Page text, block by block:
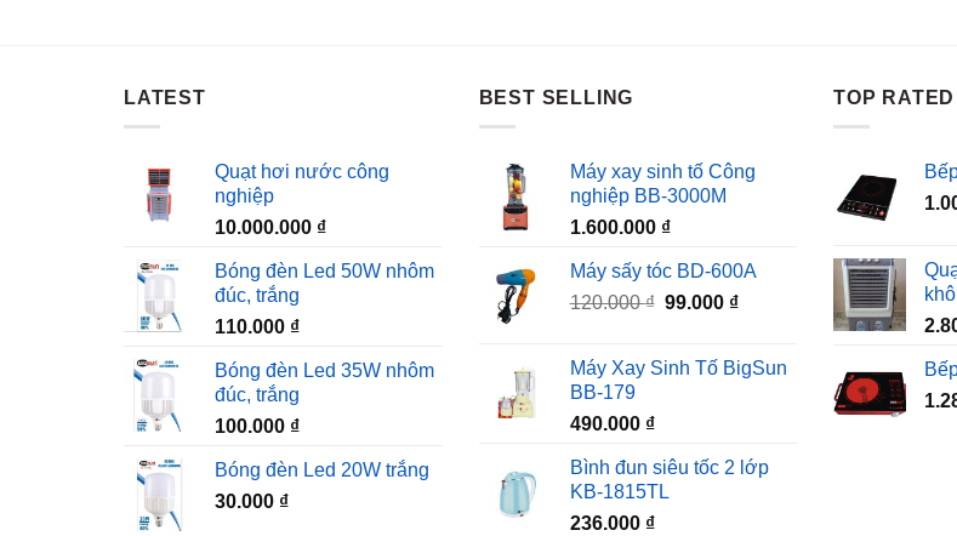
LATEST
Quạt hơi nước công
nghiệp
10.000.000 ₫
Bóng đèn Led 50W nhôm
đúc, trắng
110.000 ₫
Bóng đèn Led 35W nhôm
đúc, trắng
100.000 ₫
Bóng đèn Led 20W trắng
30.000 ₫
BEST SELLING
Máy xay sinh tố Công
nghiệp BB-3000M
1.600.000 ₫
Máy sấy tóc BD-600A
120.000₫ Giá
120.000 ₫.
99.000 ₫Giá
là:
Máy Xay Sinh Tố BigSun
BB-179
490.000 ₫
Bình đun siêu tốc 2 lớp
KB-1815TL
236.000 ₫
TOP RATED